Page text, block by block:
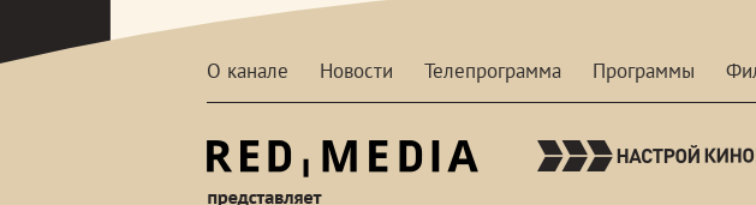
О канале Новости Телепрограмма Программы